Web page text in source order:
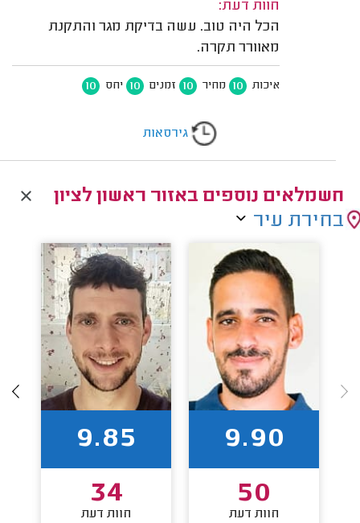
חוות דעת:
הכל היה טוב. עשה בדיקת מגר והתקנת
מאוורר תקרה.
איכות 10 מחיר 10 זמנים 10 יחס 10
גירסאות
חשמלאים נוספים באזור ראשון לציון
בחירת עיר
9.90
50
חוות דעת
9.85
34
חוות דעת